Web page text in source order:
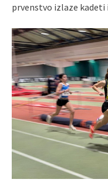
prvenstvo izlaze kadeti